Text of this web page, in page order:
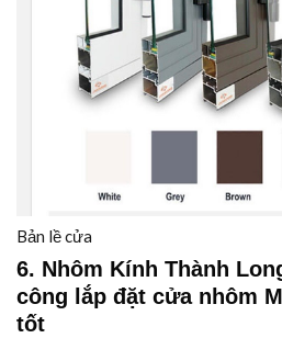
Bản lề cửa
6. Nhôm Kính Thành
công lắp đặt cửa nhôm
tốt